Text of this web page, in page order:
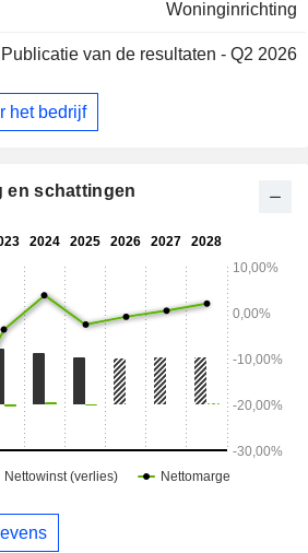
Woninginrichting
Publicatie van de resultaten - Q2 2026
het bedrijf
en schattingen